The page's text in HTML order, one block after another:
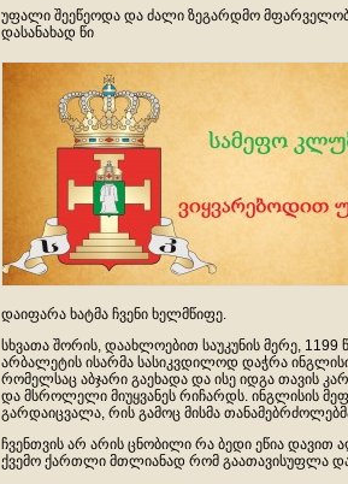
უფალი შეეწეოდა და ძალი ზეგარდმო
დასანახად წი
დაიფარა ხატმა ჩვენი ხელმწიფე.
სხვათა შორის, დაახლოებით საუკუნის მერე,
არბალეტის ისარმა სასიკვდილოდ დაჭრა
რომელსაც აბჯარი გაეხადა და ისე იდგა თავის
და მსროლელი მიუყვანეს რიჩარდს. ინგლისის
გარდაიცვალა, რის გამოც მისმა
ჩვენთვის არ არის ცნობილი რა ბედი ეწია
ქვემო ქართლი მთლიანად რომ გაათავისუფლა და